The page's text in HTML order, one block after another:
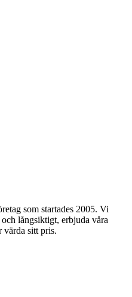
som startades 2005. Vi
långsiktigt, erbjuda våra
värda sitt pris.